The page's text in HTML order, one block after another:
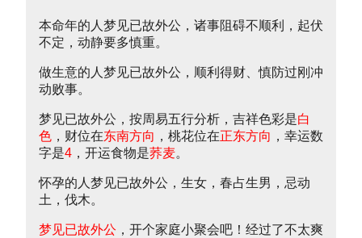
本命年的人梦见已故外公，诸事阻碍不顺利，起伏
不定，动静要多慎重。
做生意的人梦见已故外公，顺利得财、慎防过刚冲
动败事。
梦见已故外公，按周易五行分析，吉祥色彩是白
色 ，财位在东南方向 ，桃花位在正东方向 ，幸运数
字是4 ，开运食物是荞麦。
怀孕的人梦见已故外公，生女，春占生男，忌动
土，伐木。
梦见已故外公 ，开个家庭小聚会吧！经过了不太爽